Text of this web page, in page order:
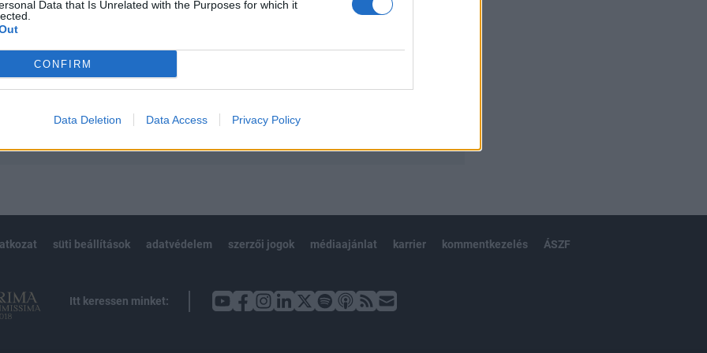
Data that Is Unrelated with the Purposes for which it
CONFIRM
Data Deletion Data Access Privacy Policy
cikkarchívum
elmúlt 2 év napon belüli
Előfizetés
süti beállítások adatvédelem szerzői jogok médiaajánlat karrier kommentkezelés ÁSZF
Itt keressen minket: